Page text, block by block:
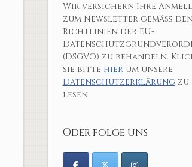
Wir versichern Ihre
zum Newsletter gemäß
Richtlinien der EU-
(DSGVO) zu behandeln.
sie bitte hierum unsere
Datenschutzerklärungzu
lesen.
Oder folge uns